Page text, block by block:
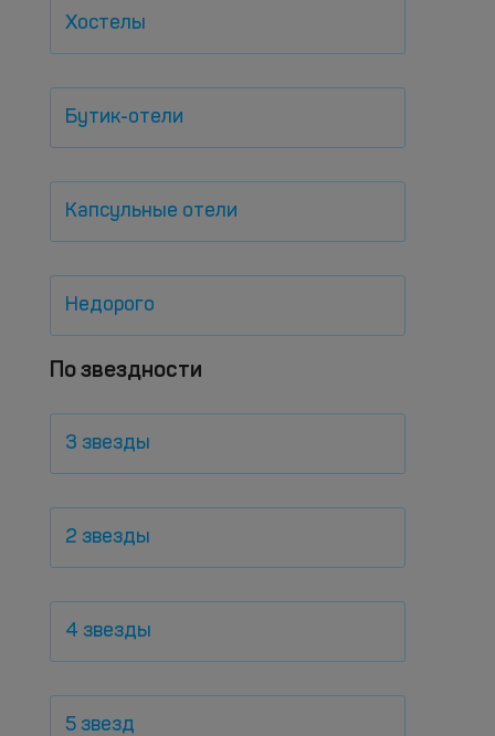
Хостелы
Бутик-отели
Капсульные отели
Недорого
По звездности
3 звезды
2 звезды
4 звезды
5 звезд